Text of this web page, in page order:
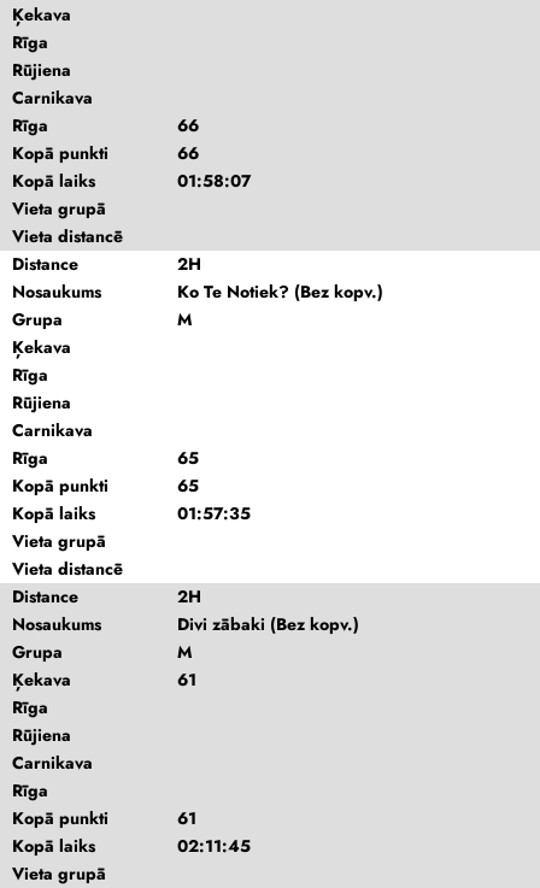
Ķekava
Rīga
Rūjiena
Carnikava
Rīga
66
Kopā punkti
66
Kopā laiks
01:58:07
Vieta grupā
Vieta distancē
Distance
2H
Nosaukums
Ko Te Notiek? (Bez kopv.)
Grupa
M
Ķekava
Rīga
Rūjiena
Carnikava
Rīga
65
Kopā punkti
65
Kopā laiks
01:57:35
Vieta grupā
Vieta distancē
Distance
2H
Nosaukums
Divi zābaki (Bez kopv.)
Grupa
M
Ķekava
61
Rīga
Rūjiena
Carnikava
Rīga
Kopā punkti
61
Kopā laiks
02:11:45
Vieta grupā